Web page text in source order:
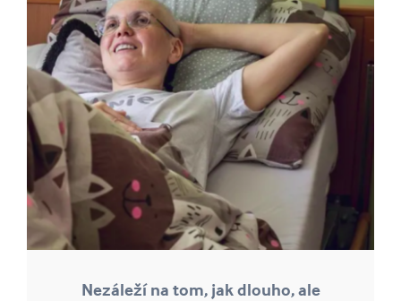
Nezáleží na tom, jak dlouho, ale